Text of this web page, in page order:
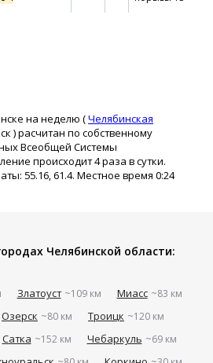
на неделю (Челябинская
) расчитан по собственному
Всеобщей Системы
происходит 4 раза в сутки.
55.16, 61.4. Местное время 0:24
Челябинской области:
Златоуст ~109 км Миасс ~83 км
Озерск ~80 км Троицк ~120 км
Сатка ~152 км Чебаркуль ~69 км